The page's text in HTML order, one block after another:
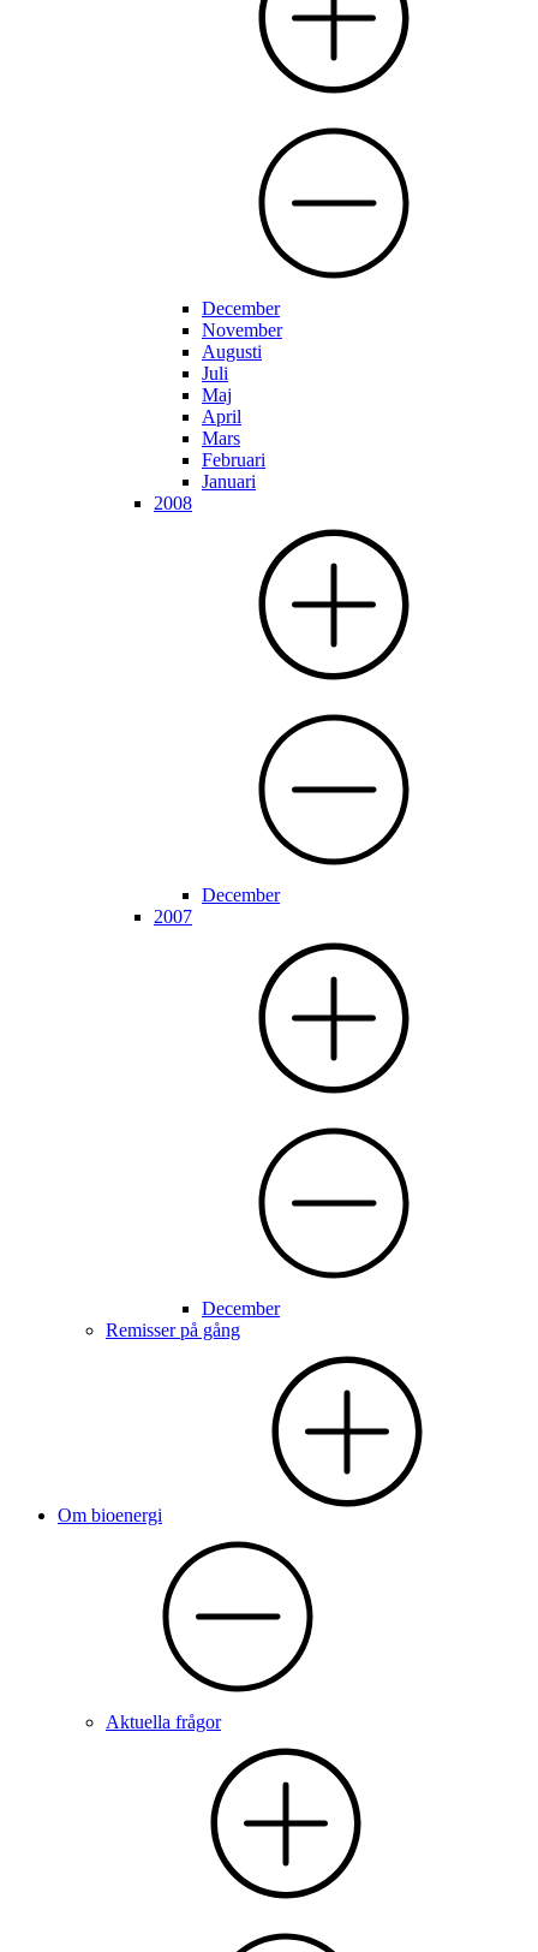
December
November
Augusti
Juli
Maj
April
Mars
Februari
Januari
2008
December
2007
December
Remisser på gång
Om bioenergi
Aktuella frågor